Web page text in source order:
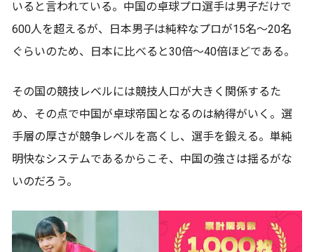
いると言われている。中国の卓球プロ選手は男子だけで
600人を超えるが、日本男子は純粋なプロが15名～20名
ぐらいのため、日本に比べると30倍～40倍ほどである。
その国の競技レベルには競技人口が大きく関係するた
め、その点で中国が卓球帝国となるのは納得がいく。選
手層の厚さが競争レベルを高くし、選手を鍛える。単純
明快なシステムであるからこそ、中国の強さは揺るがな
いのだろう。